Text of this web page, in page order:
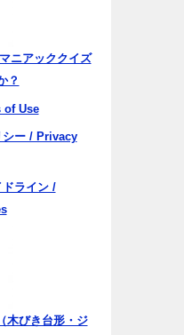
ニアッククイズ
？
of Use
シー / Privacy
ライン /
木びき台形・ジ